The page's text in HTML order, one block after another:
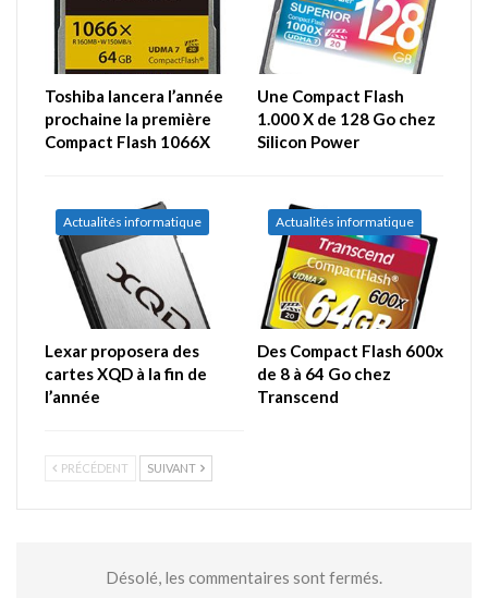
Toshiba lancera l’année
prochaine la première
Compact Flash 1066X
Une Compact Flash
1.000 X de 128 Go chez
Silicon Power
Actualités informatique
Lexar proposera des
cartes XQD à la fin de
l’année
Actualités informatique
Des Compact Flash 600x
de 8 à 64 Go chez
Transcend
PRÉCÉDENT SUIVANT
Désolé, les commentaires sont fermés.